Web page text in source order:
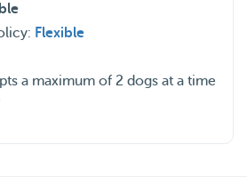
Flexible
a maximum of 2 dogs at a time